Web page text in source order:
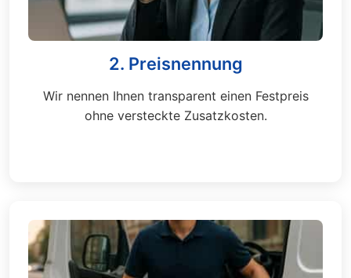
2. Preisnennung
Wir nennen Ihnen transparent einen Festpreis
ohne versteckte Zusatzkosten.